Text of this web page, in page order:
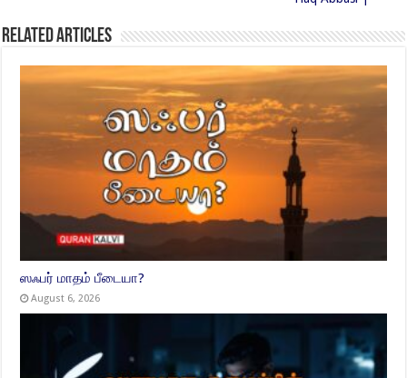
Related Articles
ஸஃபர் மாதம் பீடையா?
August 6, 2026